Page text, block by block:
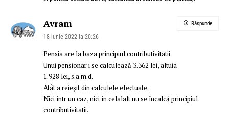
Avram
18 iunie 2022 la 20:26
Pensia are la baza principiul contributivitatii.
Unui pensionar i se calculează 3.362 lei, altuia
1.928 lei, s.a.m.d.
Atât a reieșit din calculele efectuate.
Nici într un caz, nici în celalalt nu se încalcă principiul
contributivitatii.
Răspunde